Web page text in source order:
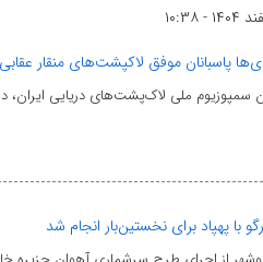
پاسبانان موفق لاکپشت‌های منقار عقابی
سمپوزیوم ملی لاک‌پشت‌های دریایی ایران،
با پهپاد برای نخستین‌بار انجام شد